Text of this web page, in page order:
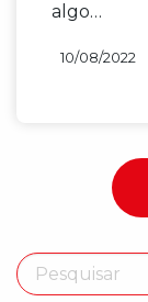
algo…
10/08/2022